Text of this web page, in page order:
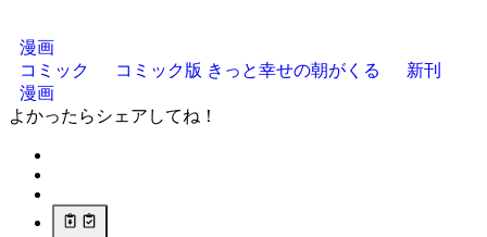
漫画
コミック
コミック版 きっと幸せの朝がくる
新刊
漫画
よかったらシェアしてね！